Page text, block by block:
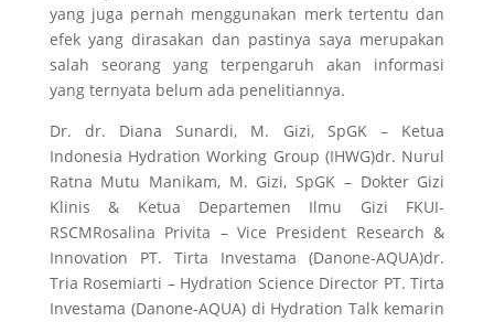
yang juga pernah menggunakan merk tertentu dan
efek yang dirasakan dan pastinya saya merupakan
salah seorang yang terpengaruh akan informasi
yang ternyata belum ada penelitiannya.
Dr. dr. Diana Sunardi, M. Gizi, SpGK – Ketua
Indonesia Hydration Working Group (IHWG)dr. Nurul
Ratna Mutu Manikam, M. Gizi, SpGK – Dokter Gizi
Klinis & Ketua Departemen Ilmu Gizi FKUI-
RSCMRosalina Privita – Vice President Research &
Innovation PT. Tirta Investama (Danone-AQUA)dr.
Tria Rosemiarti – Hydration Science Director PT. Tirta
Investama (Danone-AQUA) di Hydration Talk kemarin